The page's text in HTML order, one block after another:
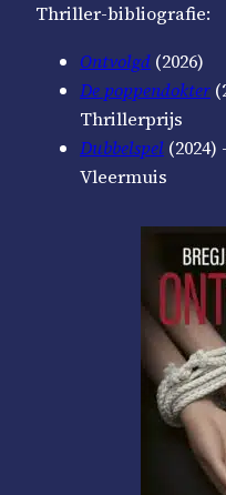
Thriller-bibliografie:
Ontvolgd (2026)
De poppendokter
Thrillerprijs
Dubbelspel
Vleermuis